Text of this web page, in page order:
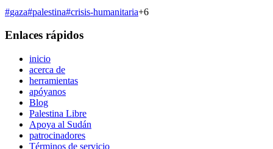
#gaza#palestina#crisis-humanitaria+6
Enlaces rápidos
inicio
acerca de
herramientas
apóyanos
Blog
Palestina Libre
Apoya al Sudán
patrocinadores
Términos de servicio